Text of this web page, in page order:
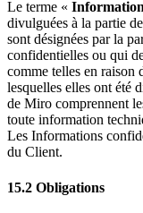
Le terme «
divulguées à la partie
sont désignées par la
confidentielles ou qui
comme telles en raison
lesquelles elles ont été
de Miro comprennent
toute information
Les Informations
du Client.
15.2 Obligations